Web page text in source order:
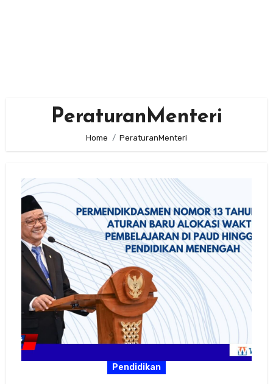
PeraturanMenteri
Home PeraturanMenteri
Pendidikan